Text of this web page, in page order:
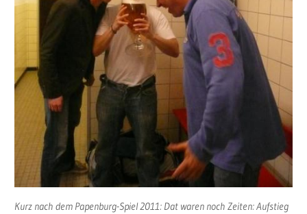
Kurz nach dem Papenburg-Spiel 2011: Dat waren noch Zeiten: Aufstieg